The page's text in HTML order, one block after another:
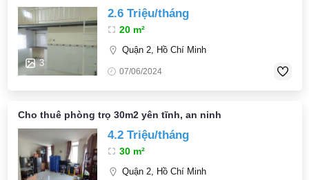
3
2.6 Triệu/tháng
20 m²
Quận 2, Hồ Chí Minh
07/06/2024
Cho thuê phòng trọ 30m2 yên tĩnh, an ninh
4.2 Triệu/tháng
30 m²
Quận 2, Hồ Chí Minh